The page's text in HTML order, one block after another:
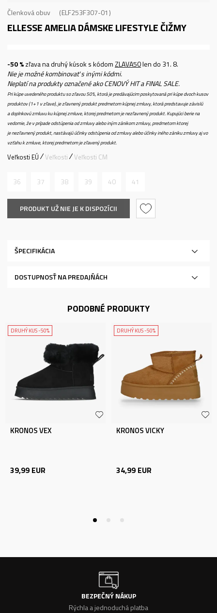
Členková obuv ELF253F307-01
ELLESSE AMELIADÁMSKE LIFESTYLE ČIŽMY
-50 %zľava na druhý kúsok s kódomZLAVA50len do 31. 8.
Nie je možné kombinovať s inými kódmi.
Neplatí na produkty označené ako CENOVÝ HIT a FINAL SALE.
Pri kúpe uvedeného produktu so zľavou 50%, ktorá je predávajúcim poskytovaná pri kúpe dvoch kusov
produktov (1+1 v zľave), je zľavnený produkt predmetom kúpnej zmluvy, ktorá predstavuje závislú
a doplnkovú zmluvu ku kúpnej zmluve, ktorej predmetom je nezľavnený produkt. Kupujúci berie na
vedomie, že v prípade odstúpenia od zmluvy alebo iným zánikom zmluvy, predmetom ktorej
je nezľavnený produkt, nastávajú účinky odstúpenia od zmluvy alebo účinky iného zániku zmluvy aj vo
vzťahu k zmluve, ktorej predmetom je zľavený produkt.
Veľkosti EÚ Veľkosti Veľkosti CM
36 37 38 39 40 41
PRODUKT UŽ NIE JE K DISPOZÍCII
ŠPECIFIKÁCIA
DOSTUPNOSŤ NA PREDAJŇÁCH
PODOBNÉ PRODUKTY
DRUHÝ KUS -50%
KRONOS VEX
39,99 EUR
DRUHÝ KUS -50%
KRONOS VICKY
34,99 EUR
BEZPEČNÝ NÁKUP
Rýchla a jednoduchá platba